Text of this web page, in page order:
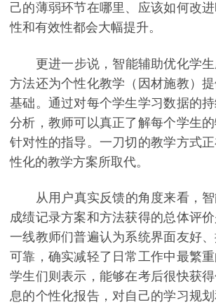
己的薄弱环节在哪里、应该如何改
性和有效性都会大幅提升。
更进一步说，智能辅助优化学生
方法还为个性化教学（因材施教）
基础。通过对每个学生学习数据的
分析，教师可以真正了解每个学生
针对性的指导。一刀切的教学方式
性化的教学方案所取代。
从用户真实反馈的角度来看，智
成绩记录方案和方法获得的总体评价
一线教师们普遍认为系统界面友好
可靠，确实减轻了日常工作中最繁重
学生们则表示，能够在考后很快获
息的个性化报告，对自己的学习规